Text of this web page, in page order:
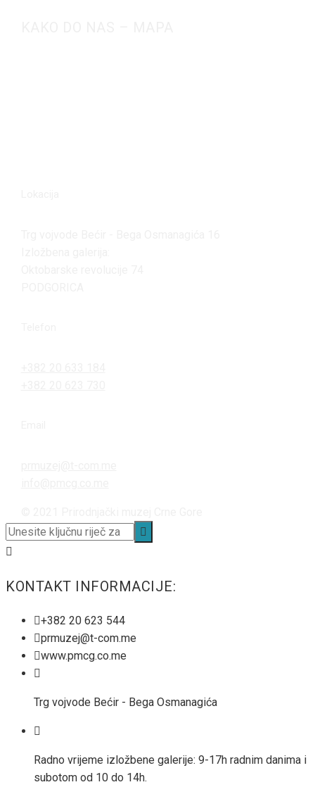
KONTAKT INFORMACIJE:
+382 20 623 544
prmuzej@t-com.me
www.pmcg.co.me
Trg vojvode Bećir - Bega Osmanagića
Radno vrijeme izložbene galerije: 9-17h radnim danima i
subotom od 10 do 14h.